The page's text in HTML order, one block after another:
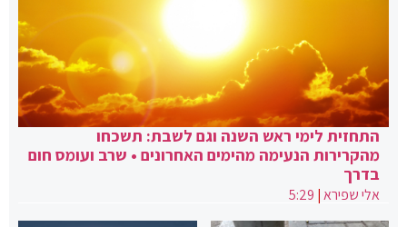
התחזית לימי ראש השנה וגם לשבת: תשכחו
מהקרירות הנעימה מהימים האחרונים • שרב ועומס חום
בדרך
אלי שפירא|
5:29